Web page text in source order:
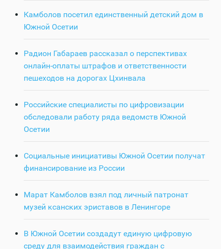
Камболов посетил единственный детский дом в
Южной Осетии
Радион Габараев рассказал о перспективах
онлайн-оплаты штрафов и ответственности
пешеходов на дорогах Цхинвала
Российские специалисты по цифровизации
обследовали работу ряда ведомств Южной
Осетии
Социальные инициативы Южной Осетии получат
финансирование из России
Марат Камболов взял под личный патронат
музей ксанских эриставов в Ленингоре
В Южной Осетии создадут единую цифровую
среду для взаимодействия граждан с